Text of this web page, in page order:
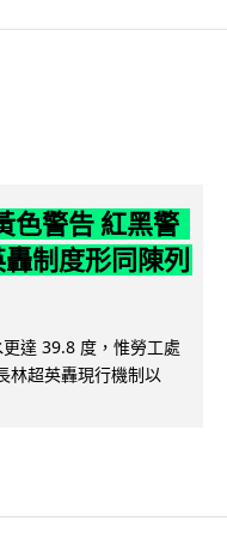
色警告 紅黑警
制度形同陳列
達 39.8 度，惟勞工處
林超英轟現行機制以